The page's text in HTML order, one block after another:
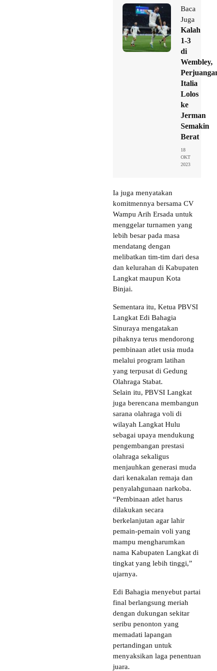
Baca
Juga
Kalah
1-3
di
Wembley,
Italia
Lolos
ke
Jerman
Semakin
Berat
18
OKT
2023
Ia juga menyatakan
komitmennya bersama CV
Wampu Arih Ersada untuk
menggelar turnamen yang
lebih besar pada masa
mendatang dengan
melibatkan tim-tim dari desa
dan kelurahan di Kabupaten
Langkat maupun Kota
Binjai.
Sementara itu, Ketua PBVSI
Langkat Edi Bahagia
Sinuraya mengatakan
pihaknya terus mendorong
pembinaan atlet usia muda
melalui program latihan
yang terpusat di Gedung
Olahraga Stabat.
Selain itu, PBVSI Langkat
juga berencana membangun
sarana olahraga voli di
wilayah Langkat Hulu
sebagai upaya mendukung
pengembangan prestasi
olahraga sekaligus
menjauhkan generasi muda
dari kenakalan remaja dan
penyalahgunaan narkoba.
“Pembinaan atlet harus
dilakukan secara
berkelanjutan agar lahir
pemain-pemain voli yang
mampu mengharumkan
nama Kabupaten Langkat di
tingkat yang lebih tinggi,”
ujarnya.
Edi Bahagia menyebut partai
final berlangsung meriah
dengan dukungan sekitar
seribu penonton yang
memadati lapangan
pertandingan untuk
menyaksikan laga penentuan
juara.